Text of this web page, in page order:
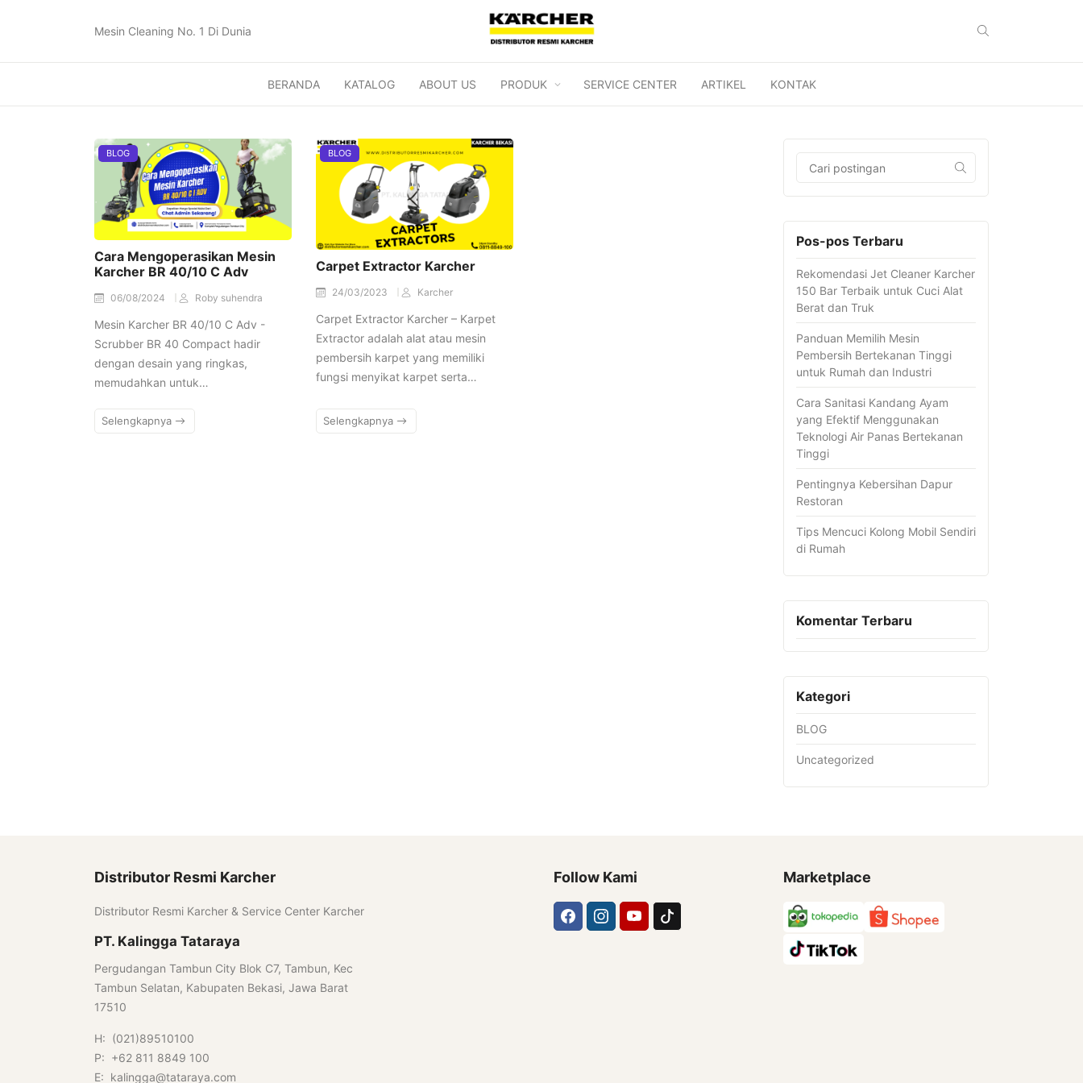
Mesin Cleaning No. 1 Di Dunia
BERANDA KATALOG ABOUT US PRODUK SERVICE CENTER ARTIKEL KONTAK
BLOG
Cara Mengoperasikan Mesin
Karcher BR 40/10 C Adv
06/08/2024 Roby suhendra
Mesin Karcher BR 40/10 C Adv -
Scrubber BR 40 Compact hadir
dengan desain yang ringkas,
memudahkan untuk…
Selengkapnya
BLOG
Carpet Extractor Karcher
24/03/2023 Karcher
Carpet Extractor Karcher – Karpet
Extractor adalah alat atau mesin
pembersih karpet yang memiliki
fungsi menyikat karpet serta…
Selengkapnya
Pos-pos Terbaru
Rekomendasi Jet Cleaner Karcher
150 Bar Terbaik untuk Cuci Alat
Berat dan Truk
Panduan Memilih Mesin
Pembersih Bertekanan Tinggi
untuk Rumah dan Industri
Cara Sanitasi Kandang Ayam
yang Efektif Menggunakan
Teknologi Air Panas Bertekanan
Tinggi
Pentingnya Kebersihan Dapur
Restoran
Tips Mencuci Kolong Mobil Sendiri
di Rumah
Komentar Terbaru
Kategori
BLOG
Uncategorized
Distributor Resmi Karcher
Distributor Resmi Karcher & Service Center Karcher
PT. Kalingga Tataraya
Pergudangan Tambun City Blok C7, Tambun, Kec
Tambun Selatan, Kabupaten Bekasi, Jawa Barat
17510
H: (021)89510100
P: +62 811 8849 100
E: kalingga@tataraya.com
Follow Kami Marketplace